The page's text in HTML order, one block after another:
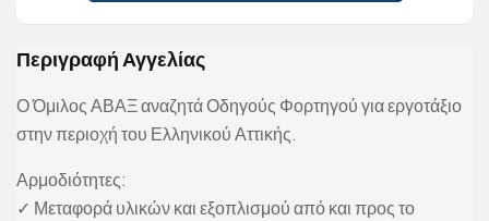
Περιγραφή Αγγελίας
Ο Όμιλος ΑΒΑΞ αναζητά Οδηγούς Φορτηγού για εργοτάξιο
στην περιοχή του Ελληνικού Αττικής.
Αρμοδιότητες:
✓ Μεταφορά υλικών και εξοπλισμού από και προς το